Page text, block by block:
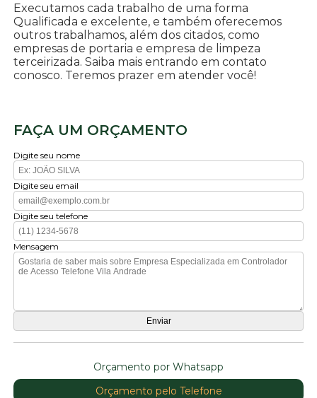
Executamos cada trabalho de uma forma
Qualificada e excelente, e também oferecemos
outros trabalhamos, além dos citados, como
empresas de portaria e empresa de limpeza
terceirizada. Saiba mais entrando em contato
conosco. Teremos prazer em atender você!
FAÇA UM ORÇAMENTO
Digite seu nome
Digite seu email
Digite seu telefone
Mensagem
Orçamento por Whatsapp
Orçamento pelo Telefone